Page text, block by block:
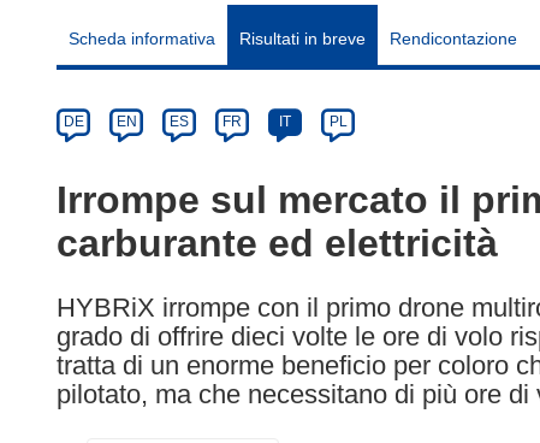
Scheda informativa Risultati in breve Rendicontazione
Category
Article
available
the
following
languages:
DE EN ES FR IT PL
Irrompe sul mercato il
carburante ed elettricità
HYBRiX irrompe con il primo drone
grado di offrire dieci volte le ore di volo
tratta di un enorme beneficio per coloro
pilotato, ma che necessitano di più ore di